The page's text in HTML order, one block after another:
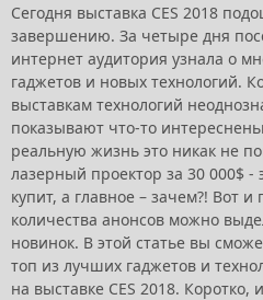
Сегодня выставка CES 2018
завершению. За четыре дня
интернет аудитория узнала о
гаджетов и новых технологий.
выставкам технологий
показывают что-то
реальную жизнь это никак не
лазерный проектор за 30 000$ -
купит, а главное – зачем?! Вот
количества анонсов можно
новинок. В этой статье вы
топ из лучших гаджетов и
на выставке CES 2018.